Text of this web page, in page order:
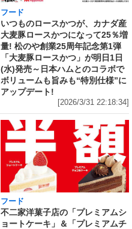
フード
いつものロースかつが、カナダ産
大麦豚ロースかつになって25％増
量! 松のや創業25周年記念第1弾
「大麦豚ロースかつ」が明日1日
(水)発売～日本ハムとのコラボで
ボリュームも旨みも“特別仕様”に
アップデート!
[2026/3/31 22:18:34]
フード
不二家洋菓子店の「プレミアムシ
ョートケーキ」＆「プレミアムチ